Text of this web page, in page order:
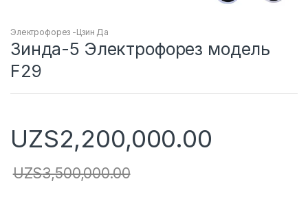
Электрофорез -Цзин Да
Зинда-5 Электрофорез модель
F29
UZS2,200,000.00
UZS3,500,000.00